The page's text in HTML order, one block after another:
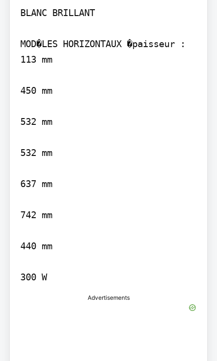
BLANC BRILLANT
MOD�LES HORIZONTAUX �paisseur :
113 mm
450 mm
532 mm
532 mm
637 mm
742 mm
440 mm
300 W
Advertisements